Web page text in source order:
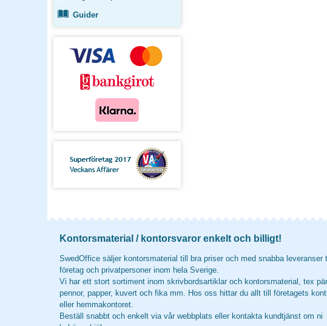
Guider
Kontorsmaterial / kontorsvaror enkelt och billigt!
SwedOffice säljer kontorsmaterial till bra priser och med snabba leveranser
företag och privatpersoner inom hela Sverige.
Vi har ett stort sortiment inom skrivbordsartiklar och kontorsmaterial, tex
pennor, papper, kuvert och fika mm. Hos oss hittar du allt till företagets
eller hemmakontoret.
Beställ snabbt och enkelt via vår webbplats eller kontakta kundtjänst om ni